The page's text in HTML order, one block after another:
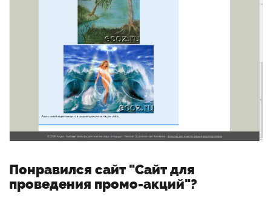
Понравился сайт "Сайт для
проведения промо-акций"?